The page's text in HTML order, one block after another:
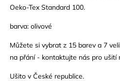
Oeko-Tex Standard 100.
barva: olivové
Můžete si vybrat z 15 barev a 7
na přání - kontaktujte nás pro ušití
Ušito v České republice.